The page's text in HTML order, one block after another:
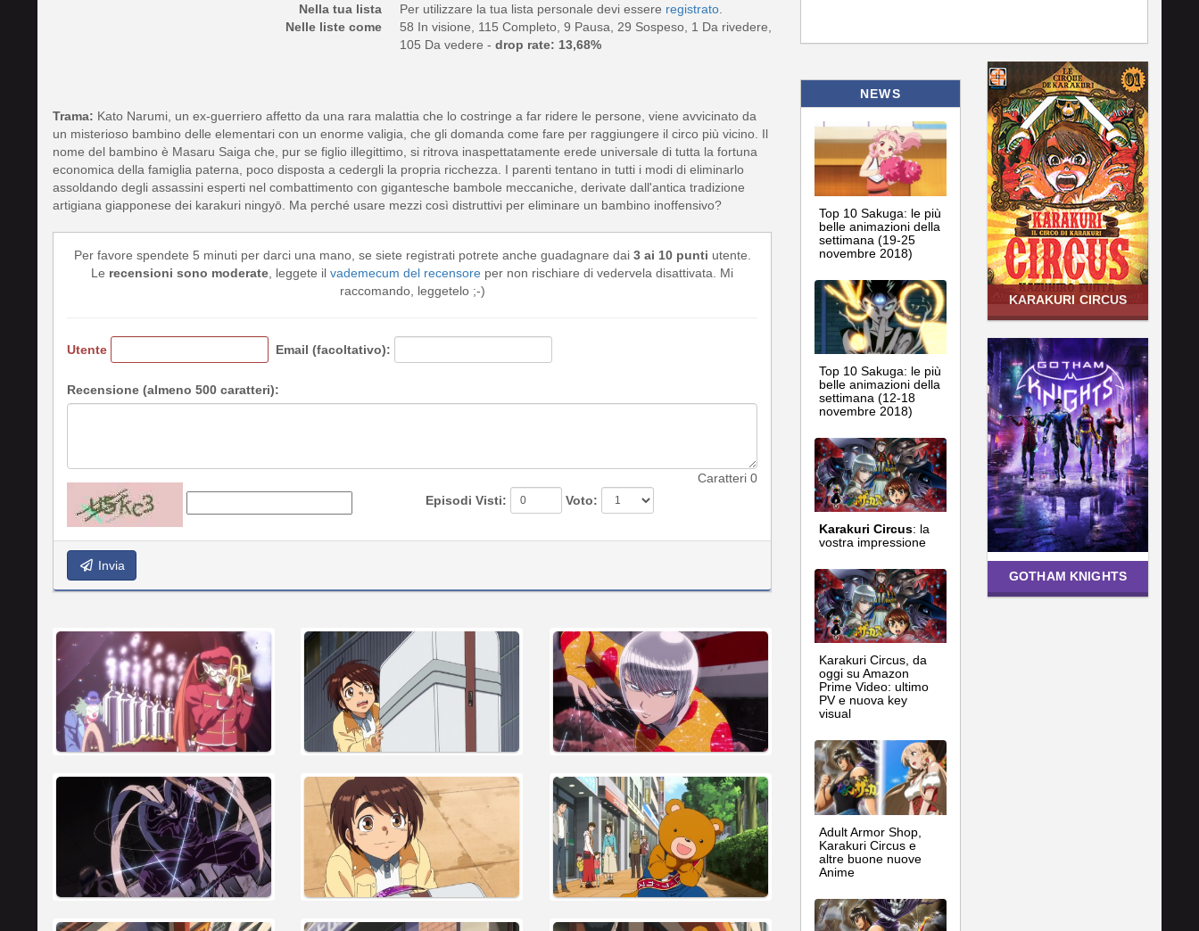
Nella tua lista
Per utilizzare la tua lista personale devi essere registrato
Nelle liste come
58 In visione, 115 Completo, 9 Pausa, 29 Sospeso, 1 Da rivedere,
105 Da vedere - drop rate: 13,68%
Trama: Kato Narumi, un ex-guerriero affetto da una rara malattia che lo costringe a far ridere le persone, viene avvicinato da
un misterioso bambino delle elementari con un enorme valigia, che gli domanda come fare per raggiungere il circo più vicino. Il
nome del bambino è Masaru Saiga che, pur se figlio illegittimo, si ritrova inaspettatamente erede universale di tutta la fortuna
economica della famiglia paterna, poco disposta a cedergli la propria ricchezza. I parenti tentano in tutti i modi di eliminarlo
assoldando degli assassini esperti nel combattimento con gigantesche bambole meccaniche, derivate dall'antica tradizione
artigiana giapponese dei karakuri ningyō. Ma perché usare mezzi così distruttivi per eliminare un bambino inoffensivo?
Per favore spendete 5 minuti per darci una mano, se siete registrati potrete anche guadagnare dai 3 ai 10 punti utente.
Le recensioni sono moderate , leggete il vademecum del recensore per non rischiare di vedervela disattivata. Mi
raccomando, leggetelo ;-)
Utente Email (facoltativo):
Recensione (almeno 500 caratteri):
Caratteri 0
Episodi Visti:
Voto:
Invia
NEWS
Top 10 Sakuga: le più
belle animazioni della
settimana (19-25
novembre 2018)
Top 10 Sakuga: le più
belle animazioni della
settimana (12-18
novembre 2018)
Karakuri Circus: la
vostra impressione
Karakuri Circus, da
oggi su Amazon
Prime Video: ultimo
PV e nuova key
visual
Adult Armor Shop,
Karakuri Circus e
altre buone nuove
Anime
KARAKURI CIRCUS
GOTHAM KNIGHTS